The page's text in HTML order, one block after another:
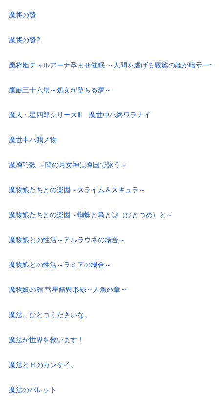
魔将の贄
魔将の贄2
魔将姫ティルアーナ孕ませ催眠 ～人間を虐げる魔族の姫が暗示一つ
魔触三十六景～処女が堕ちる夢～
魔人・星四郎シリーズⅢ 魔世中ハ終ワラナイ
魔世中ハ我ノ物
魔導巧殻 ～闇の月女神は導国で詠う～
魔物娘たちとの楽園～スライム＆スキュラ～
魔物娘たちとの楽園～蜘蛛と鳥と◎（ひとつめ）と～
魔物娘との性活～アルラウネの場合～
魔物娘との性活～ラミアの場合～
魔物娘の館 彗星館異形録～人魚の章～
魔法、ひとつくださいな。
魔法が世界を救います！
魔法とＨのカンケイ。
魔法のパレット